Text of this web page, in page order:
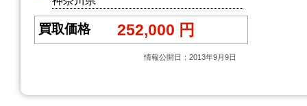
買取価格 252,000 円
情報公開日：2013年9月9日